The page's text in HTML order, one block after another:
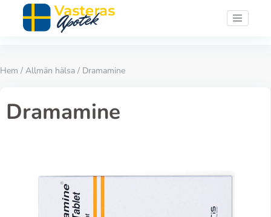
Hem / Allmän hälsa / Dramamine
Dramamine